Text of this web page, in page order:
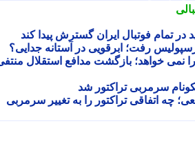
فوتبال ایران گسترش پیدا کند
رفت؛ ابرقویی در آستانه جدایی؟
خواهد؛ بازگشت مدافع استقلال منتفی
سرمربی تراکتور شد
اتفاقی تراکتور را به تغییر سرمربی